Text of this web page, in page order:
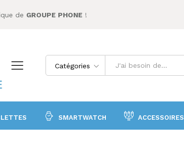
de GROUPE PHONE !
Catégories
SMARTWATCH ACCESSOIRES